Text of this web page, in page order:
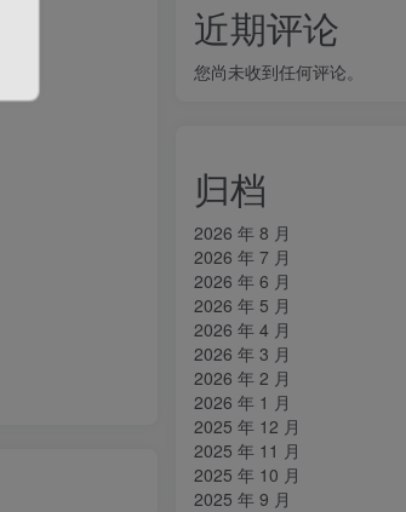
近期评论
您尚未收到任何评论。
归档
2026 年 8 月
2026 年 7 月
2026 年 6 月
2026 年 5 月
2026 年 4 月
2026 年 3 月
2026 年 2 月
2026 年 1 月
2025 年 12 月
2025 年 11 月
2025 年 10 月
2025 年 9 月